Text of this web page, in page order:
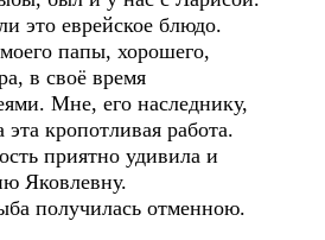
это еврейское блюдо.
папы, хорошего,
в своё время
Мне, его наследнику,
эта кропотливая работа.
приятно удивила и
Яковлевну.
получилась отменною.